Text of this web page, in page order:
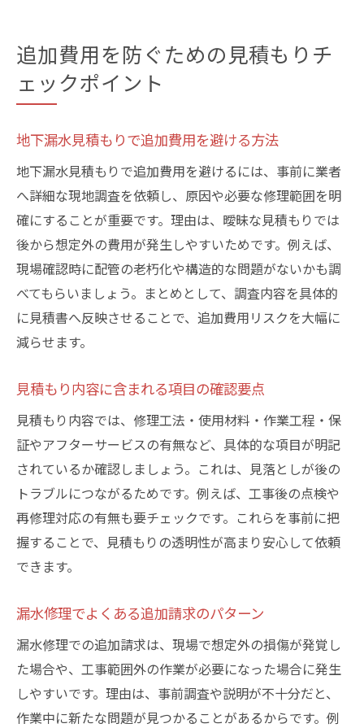
追加費用を防ぐための見積もりチ
ェックポイント
地下漏水見積もりで追加費用を避ける方法
地下漏水見積もりで追加費用を避けるには、事前に業者
へ詳細な現地調査を依頼し、原因や必要な修理範囲を明
確にすることが重要です。理由は、曖昧な見積もりでは
後から想定外の費用が発生しやすいためです。例えば、
現場確認時に配管の老朽化や構造的な問題がないかも調
べてもらいましょう。まとめとして、調査内容を具体的
に見積書へ反映させることで、追加費用リスクを大幅に
減らせます。
見積もり内容に含まれる項目の確認要点
見積もり内容では、修理工法・使用材料・作業工程・保
証やアフターサービスの有無など、具体的な項目が明記
されているか確認しましょう。これは、見落としが後の
トラブルにつながるためです。例えば、工事後の点検や
再修理対応の有無も要チェックです。これらを事前に把
握することで、見積もりの透明性が高まり安心して依頼
できます。
漏水修理でよくある追加請求のパターン
漏水修理での追加請求は、現場で想定外の損傷が発覚し
た場合や、工事範囲外の作業が必要になった場合に発生
しやすいです。理由は、事前調査や説明が不十分だと、
作業中に新たな問題が見つかることがあるからです。例